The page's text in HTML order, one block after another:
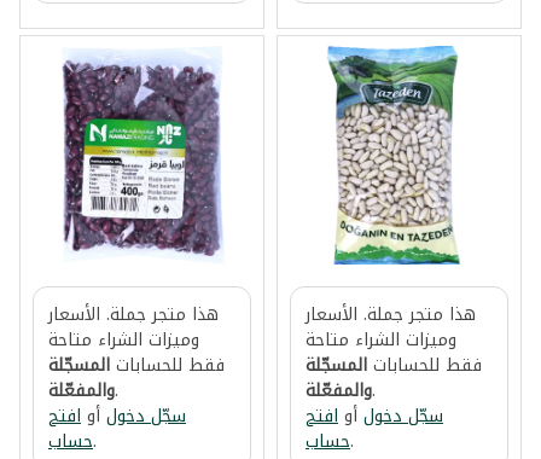
هذا متجر جملة. الأسعار
وميزات الشراء متاحة
فقط للحساباتالمسجّلة
والمفعّلة.
سجّل دخولأوافتح
حساب.
هذا متجر جملة. الأسعار
وميزات الشراء متاحة
فقط للحساباتالمسجّلة
والمفعّلة.
سجّل دخولأوافتح
حساب.